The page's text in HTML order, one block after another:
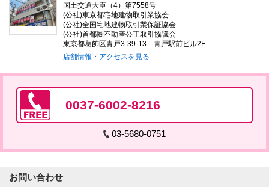
国土交通大臣（4）第7558号
(公社)東京都宅地建物取引業協会
(公社)全国宅地建物取引業保証協会
(公社)首都圏不動産公正取引協議会
東京都葛飾区青戸3-39-13 青戸駅前ビル2F
店舗情報・アクセスを見る
0037-6002-8216
03-5680-0751
お問い合わせ